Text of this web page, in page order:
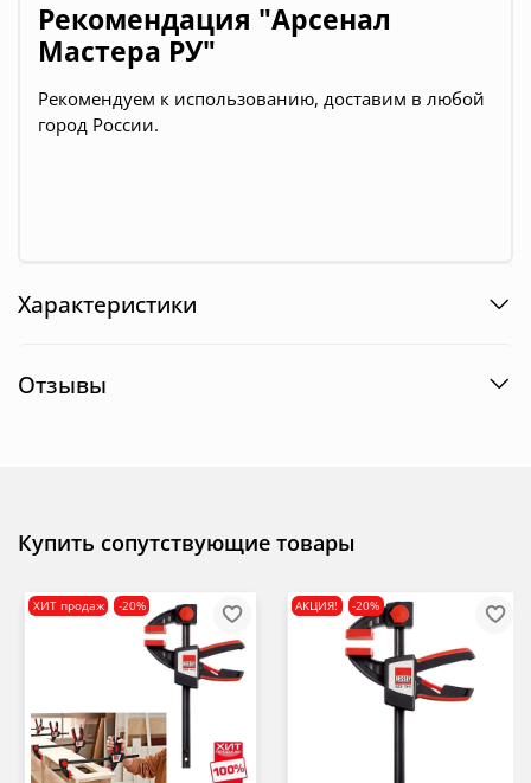
Рекомендация "Арсенал
Мастера РУ"
Рекомендуем к использованию, доставим в любой
город России.
Характеристики
Отзывы
Купить сопутствующие товары
ХИТ продаж -20% АКЦИЯ! -20%